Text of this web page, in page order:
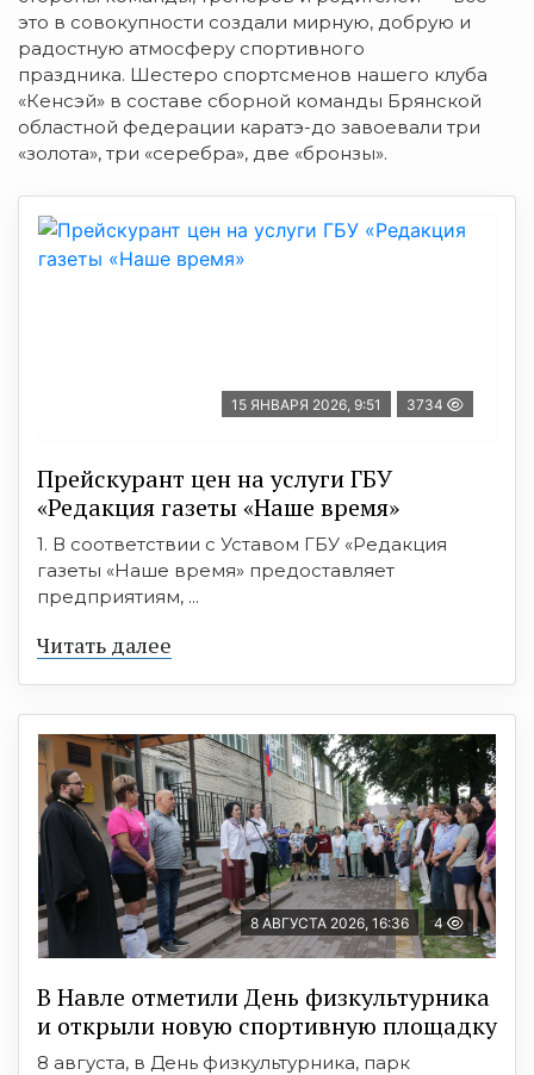
это в совокупности создали мирную, добрую и
радостную атмосферу спортивного
праздника. Шестеро спортсменов нашего клуба
«Кенсэй» в составе сборной команды Брянской
областной федерации каратэ-до завоевали три
«золота», три «серебра», две «бронзы».
15 ЯНВАРЯ 2026, 9:51 3734
Прейскурант цен на услуги ГБУ
«Редакция газеты «Наше время»
1. В соответствии с Уставом ГБУ «Редакция
газеты «Наше время» предоставляет
предприятиям, ...
Читать далее
8 АВГУСТА 2026, 16:36 4
В Навле отметили День физкультурника
и открыли новую спортивную площадку
8 августа, в День физкультурника, парк